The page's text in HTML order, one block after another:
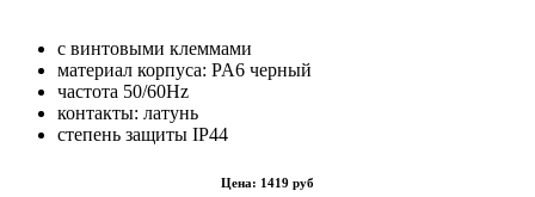
с винтовыми клеммами
материал корпуса: PA6 черный
частота 50/60Hz
контакты: латунь
степень защиты IP44
Цена: 1419 руб